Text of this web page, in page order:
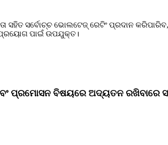
ସର୍ବୋଚ୍ଚ ଭୋଲଟେଜ୍ ରେଟିଂ ପ୍ରଦାନ
ପ୍ରୟୋଗ ପାଇଁ ଉପଯୁକ୍ତ।
ବିଷୟରେ ଅଦ୍ୟତନ ରଖିବାରେ